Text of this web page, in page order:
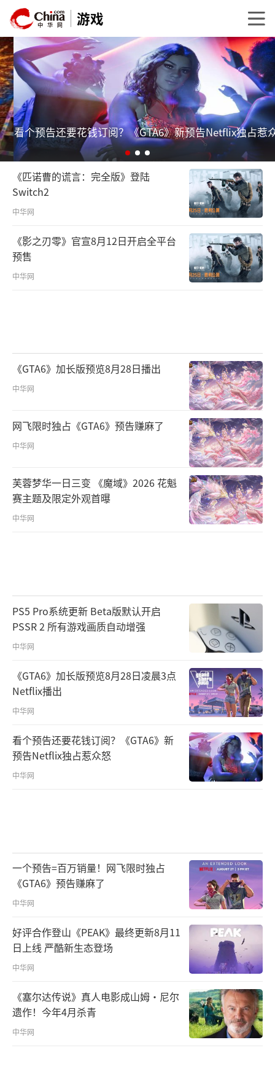
游戏
看个预告还要花钱订阅？《GTA6》新预告Netflix独占惹众怒
《匹诺曹的谎言：完全版》登陆
Switch2
中华网
《影之刃零》官宣8月12日开启全平台
预售
中华网
《GTA6》加长版预览8月28日播出
中华网
网飞限时独占《GTA6》预告赚麻了
中华网
芙蓉梦华一日三变 《魔域》2026 花魁
赛主题及限定外观首曝
中华网
PS5 Pro系统更新 Beta版默认开启
PSSR 2 所有游戏画质自动增强
中华网
《GTA6》加长版预览8月28日凌晨3点
Netflix播出
中华网
看个预告还要花钱订阅？《GTA6》新
预告Netflix独占惹众怒
中华网
一个预告=百万销量！网飞限时独占
《GTA6》预告赚麻了
中华网
好评合作登山《PEAK》最终更新8月11
日上线 严酷新生态登场
中华网
《塞尔达传说》真人电影成山姆·尼尔
遗作！今年4月杀青
中华网